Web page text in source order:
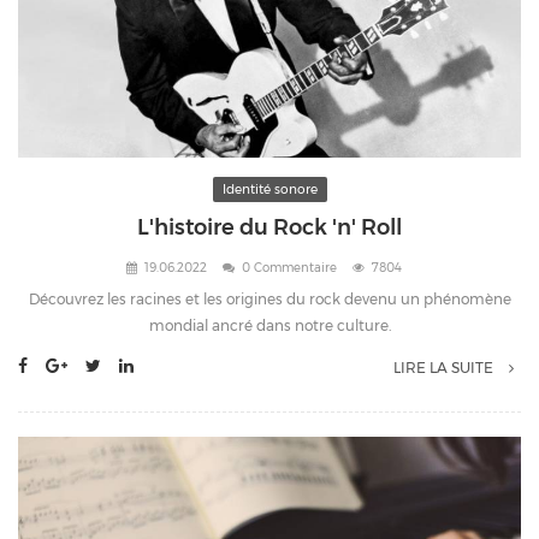
Identité sonore
L'histoire du Rock 'n' Roll
19.06.2022 0 Commentaire 7804
Découvrez les racines et les origines du rock devenu un phénomène
mondial ancré dans notre culture.
LIRE LA SUITE